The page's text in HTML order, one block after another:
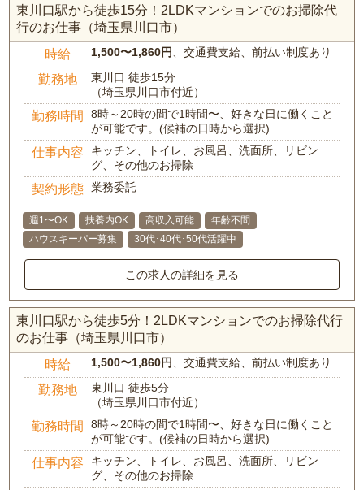
東川口駅から徒歩15分！2LDKマンションでのお掃除代
行のお仕事（埼玉県川口市）
時給 1,500〜1,860円、交通費支給、前払い制度あり
勤務地
東川口 徒歩15分
（埼玉県川口市付近）
勤務時間
8時～20時の間で1時間〜、好きな日に働くこと
が可能です。(候補の日時から選択)
仕事内容
キッチン、トイレ、お風呂、洗面所、リビン
グ、その他のお掃除
契約形態 業務委託
週1〜OK 扶養内OK 高収入可能
年齢不問
ハウスキーパー募集
30代･40代･50代活躍中
この求人の詳細を見る
東川口駅から徒歩5分！2LDKマンションでのお掃除代行
のお仕事（埼玉県川口市）
時給 1,500〜1,860円、交通費支給、前払い制度あり
勤務地
東川口 徒歩5分
（埼玉県川口市付近）
勤務時間
8時～20時の間で1時間〜、好きな日に働くこと
が可能です。(候補の日時から選択)
仕事内容
キッチン、トイレ、お風呂、洗面所、リビン
グ、その他のお掃除